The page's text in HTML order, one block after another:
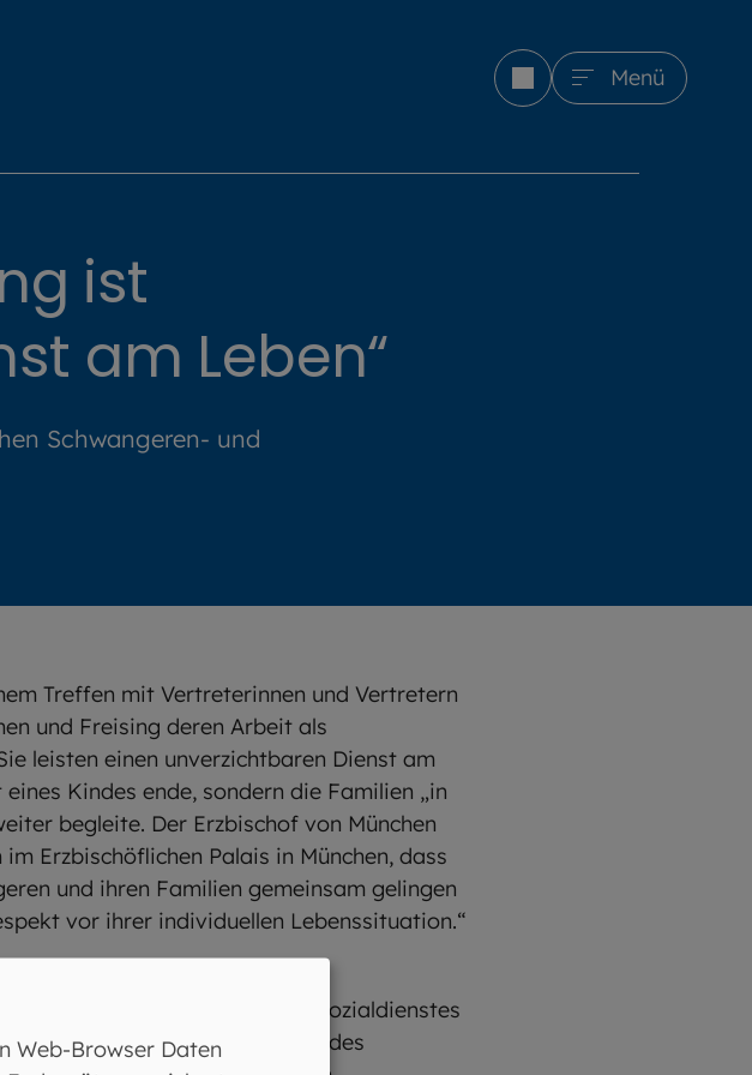
Menü
ist
am Leben“
Schwangeren- und
Treffen mit Vertreterinnen und Vertretern
und Freising deren Arbeit als
leisten einen unverzichtbaren Dienst am
Kindes ende, sondern die Familien „in
begleite. Der Erzbischof von München
Erzbischöflichen Palais in München, dass
und ihren Familien gemeinsam gelingen
vor ihrer individuellen Lebenssituation.“
und Führungskräften des Sozialdienstes
und Südostbayern sowie des
Web-Browser Daten